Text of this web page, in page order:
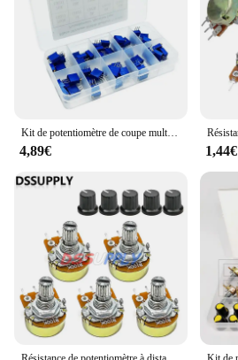
Kit de potentiomètre de coupe multitour, haute précision, résistance variable 3296 avec boîte gratuite, kit de bricolage électronique, 3296W, 50 pièces par lot
4,89€ 1,44€